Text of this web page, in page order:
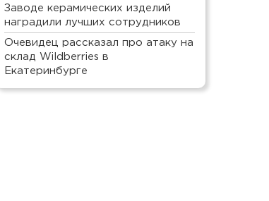
Заводе керамических изделий
наградили лучших сотрудников
Очевидец рассказал про атаку на
склад Wildberries в
Екатеринбурге